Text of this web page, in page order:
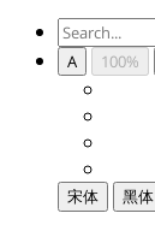
A 100%
宋体 黑体